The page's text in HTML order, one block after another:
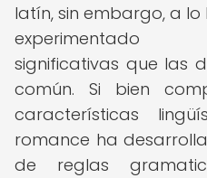
latín, sin embargo, a
experimentado
significativas que las
común. Si bien
características
romance ha
de reglas